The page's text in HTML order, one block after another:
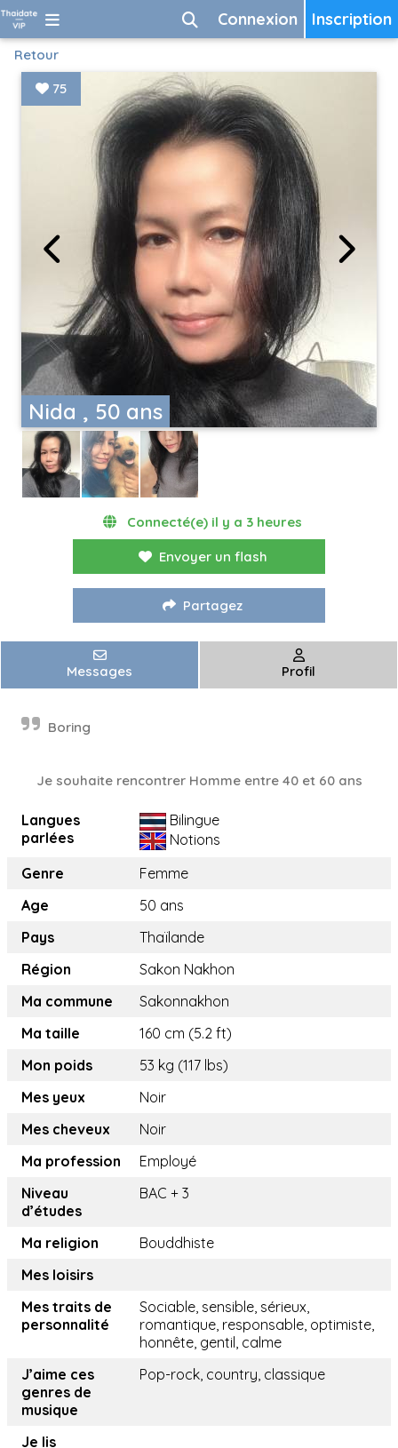
Inscription
Connexion
Retour
Nida , 50 ans
75
Connecté(e) il y a 3 heures
Envoyer un flash
Partagez
Messages Profil
Boring
Je souhaite rencontrer Homme entre 40 et 60 ans
Langues
parlées
Bilingue
Notions
Genre
Femme
Age
50 ans
Pays
Thaïlande
Région
Sakon Nakhon
Ma commune
Sakonnakhon
Ma taille
160 cm (5.2 ft)
Mon poids
53 kg (117 lbs)
Mes yeux
Noir
Mes cheveux
Noir
Ma profession
Employé
Niveau
d’études
BAC + 3
Ma religion
Bouddhiste
Mes loisirs
Mes traits de
personnalité
Sociable, sensible, sérieux,
romantique, responsable, optimiste,
honnête, gentil, calme
J’aime ces
genres de
musique
Pop-rock, country, classique
Je lis